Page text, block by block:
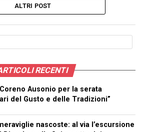
ALTRI POST
RECENTI
Ausonio per la serata
del Gusto e delle Tradizioni”
nascoste: al via l’escursione